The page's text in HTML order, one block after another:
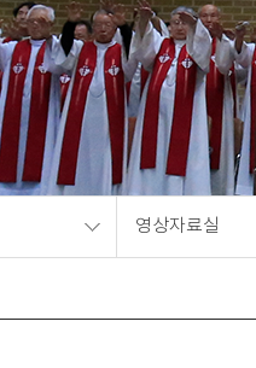
영상자료실